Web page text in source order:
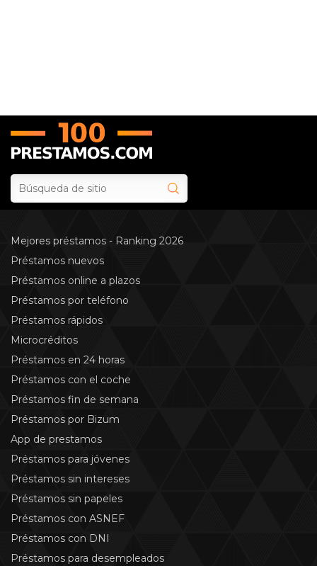
Mejores préstamos - Ranking 2026
Préstamos nuevos
Préstamos online a plazos
Préstamos por teléfono
Préstamos rápidos
Microcréditos
Préstamos en 24 horas
Préstamos con el coche
Préstamos fin de semana
Préstamos por Bizum
App de prestamos
Préstamos para jóvenes
Préstamos sin intereses
Préstamos sin papeles
Préstamos con ASNEF
Préstamos con DNI
Préstamos para desempleados